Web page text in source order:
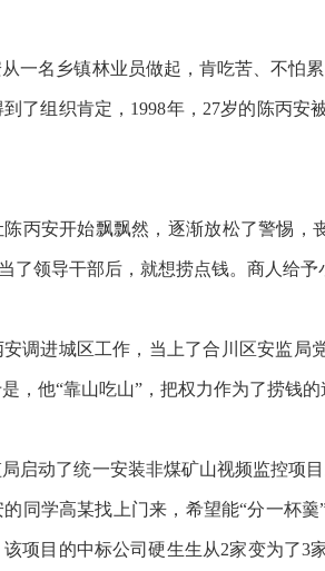
一名乡镇林业员做起，肯吃苦、不怕
了组织肯定，1998年，27岁的陈丙
丙安开始飘飘然，逐渐放松了警惕，
了领导干部后，就想捞点钱。商人给
安调进城区工作，当上了合川区安监
，他“靠山吃山”，把权力作为了捞钱的
启动了统一安装非煤矿山视频监控项
同学高某找上门来，希望能“分一杯
项目的中标公司硬生生从2家变为了3